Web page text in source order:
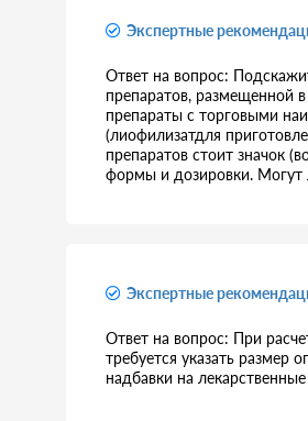
Экспертные
Ответ на вопрос:
препаратов, размещенной
препараты с торговыми
(лиофилизатдля
препаратов стоит значок
формы и дозировки. Могут
Экспертные
Ответ на вопрос: При
требуется указать размер
надбавки на